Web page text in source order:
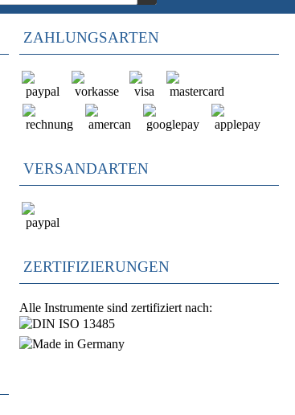
ZAHLUNGSARTEN
VERSANDARTEN
ZERTIFIZIERUNGEN
Alle Instrumente sind zertifiziert nach: